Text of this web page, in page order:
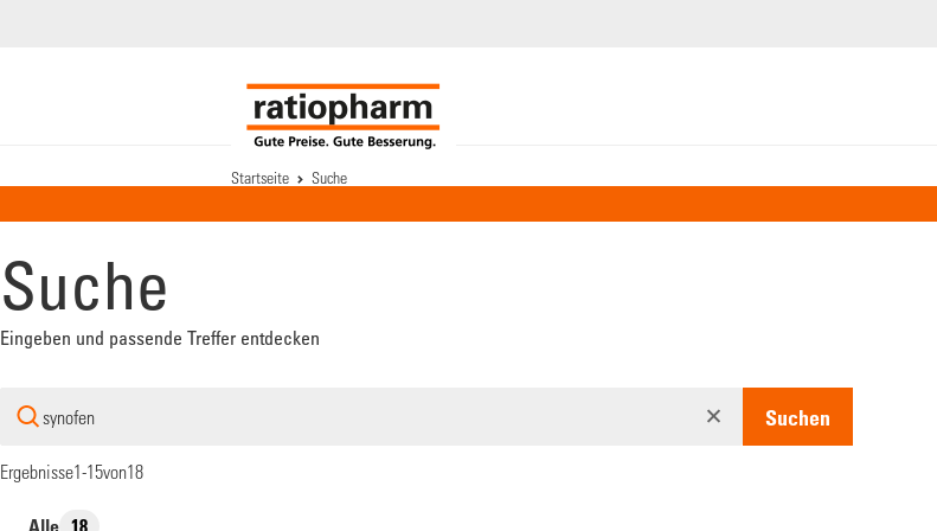
Startseite Suche
Suche
Suche
Eingeben und passende Treffer entdecken
Suchbegriff
eingeben
Suchen
Ergebnisse1-15von18
Alle 18